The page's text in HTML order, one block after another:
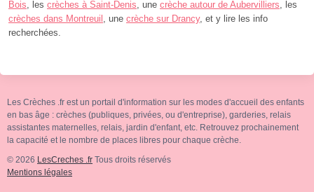
Bois , les crèches à Saint-Denis , une crèche autour de Aubervilliers , les
crèches dans Montreuil , une crèche sur Drancy, et y lire les info
recherchées.
Les Crèches .fr est un portail d'information sur les modes d'accueil des enfants
en bas âge : crèches (publiques, privées, ou d'entreprise), garderies, relais
assistantes maternelles, relais, jardin d'enfant, etc. Retrouvez prochainement
la capacité et le nombre de places libres pour chaque crèche.
© 2026 LesCreches .fr Tous droits réservés
Mentions légales